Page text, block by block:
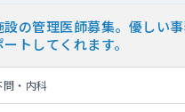
設の管理医師募集。優しい
トしてくれます。
問・内科